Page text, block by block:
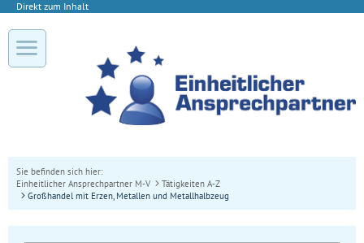
Direkt zum Inhalt
Sie befinden sich hier:
Einheitlicher Ansprechpartner M-V
Tätigkeiten A-Z
Großhandel mit Erzen, Metallen und Metallhalbzeug